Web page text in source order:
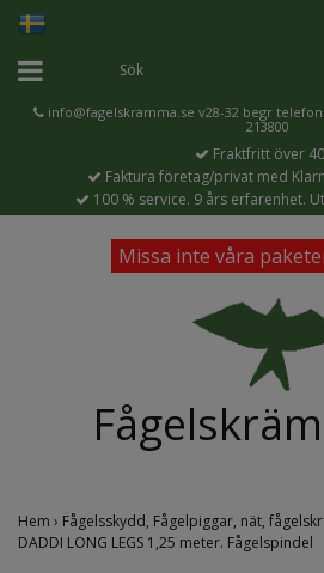
info@fagelskramma.se v28-32 begr
213800
Fraktfritt över
Faktura företag/privat med
100 % service. 9 års erfarenhet.
Missa inte våra
Hem › Fågelsskydd, Fågelpiggar, nät,
DADDI LONG LEGS 1,25 meter. Fågelspindel